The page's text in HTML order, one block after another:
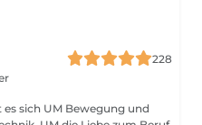
228
es sich UM Bewegung und